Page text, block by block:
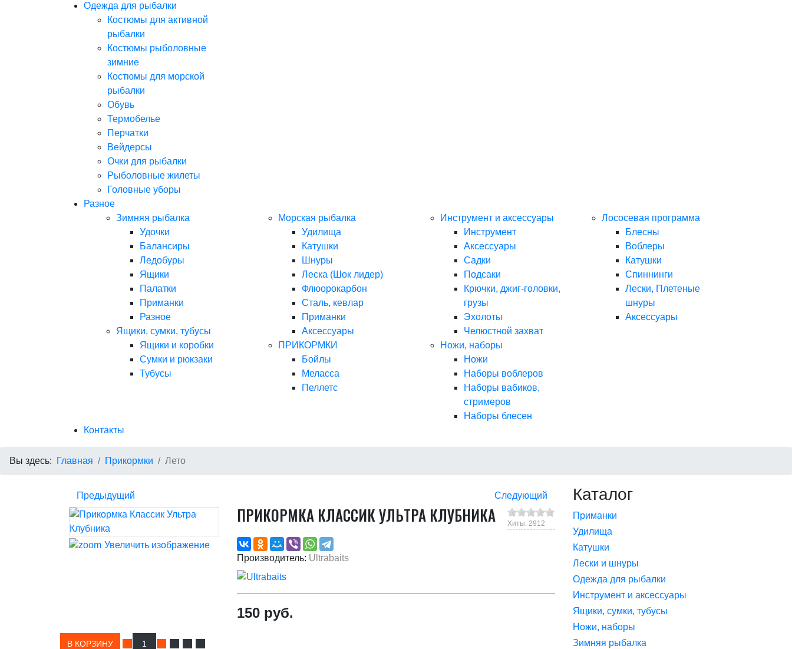
Одежда для рыбалки
Костюмы для активной
рыбалки
Костюмы рыболовные
зимние
Костюмы для морской
рыбалки
Обувь
Термобелье
Перчатки
Вейдерсы
Очки для рыбалки
Рыболовные жилеты
Головные уборы
Разное
Зимняя рыбалка
Удочки
Балансиры
Ледобуры
Ящики
Палатки
Приманки
Разное
Ящики, сумки, тубусы
Ящики и коробки
Сумки и рюкзаки
Тубусы
Морская рыбалка
Удилища
Катушки
Шнуры
Леска (Шок лидер)
Флюорокарбон
Сталь, кевлар
Приманки
Аксессуары
ПРИКОРМКИ
Бойлы
Меласса
Пеллетс
Инструмент и аксессуары
Инструмент
Аксессуары
Садки
Подсаки
Крючки, джиг-головки,
грузы
Эхолоты
Челюстной захват
Ножи, наборы
Ножи
Наборы воблеров
Наборы вабиков,
стримеров
Наборы блесен
Лососевая программа
Блесны
Воблеры
Катушки
Спиннинги
Лески, Плетеные
шнуры
Аксессуары
Контакты
Вы здесь: Главная Прикормки Лето
Предыдущий Следующий
Увеличить изображение
Хиты: 2912
ПРИКОРМКА КЛАССИК УЛЬТРА КЛУБНИКА
Производитель: Ultrabaits
150 руб.
В КОРЗИНУ
Каталог
Приманки
Удилища
Катушки
Лески и шнуры
Одежда для рыбалки
Инструмент и аксессуары
Ящики, сумки, тубусы
Ножи, наборы
Зимняя рыбалка